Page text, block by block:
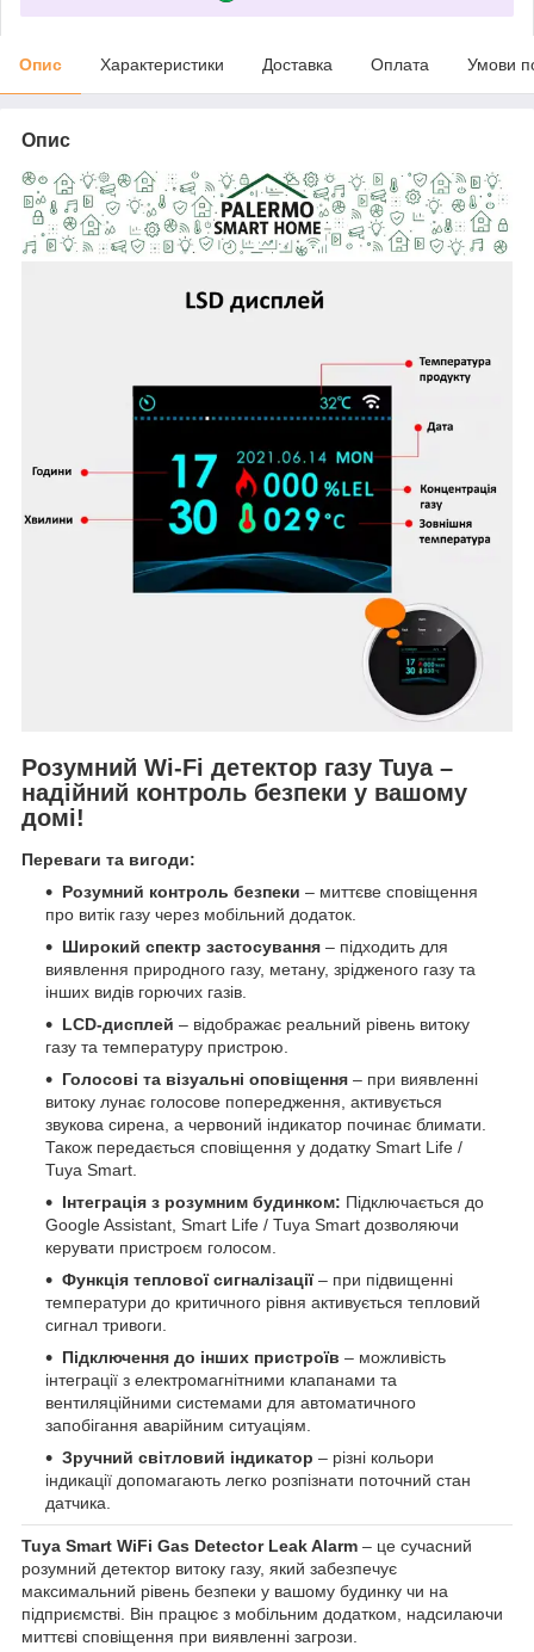
Опис Характеристики Доставка Оплата Умови
Опис
Розумний Wi-Fi детектор газу Tuya –
надійний контроль безпеки у вашому
домі!
Переваги та вигоди:
Розумний контроль безпеки – миттєве сповіщення
про витік газу через мобільний додаток.
Широкий спектр застосування – підходить для
виявлення природного газу, метану, зрідженого газу та
інших видів горючих газів.
LCD-дисплей – відображає реальний рівень витоку
газу та температуру пристрою.
Голосові та візуальні оповіщення – при виявленні
витоку лунає голосове попередження, активується
звукова сирена, а червоний індикатор починає блимати.
Також передається сповіщення у додатку Smart Life /
Tuya Smart.
Інтеграція з розумним будинком: Підключається до
Google Assistant, Smart Life / Tuya Smart дозволяючи
керувати пристроєм голосом.
Функція теплової сигналізації– при підвищенні
температури до критичного рівня активується тепловий
сигнал тривоги.
Підключення до інших пристроїв – можливість
інтеграції з електромагнітними клапанами та
вентиляційними системами для автоматичного
запобігання аварійним ситуаціям.
Зручний світловий індикатор – різні кольори
індикації допомагають легко розпізнати поточний стан
датчика.
Tuya Smart WiFi Gas Detector Leak Alarm – це сучасний
розумний детектор витоку газу, який забезпечує
максимальний рівень безпеки у вашому будинку чи на
підприємстві. Він працює з мобільним додатком, надсилаючи
миттєві сповіщення при виявленні загрози.